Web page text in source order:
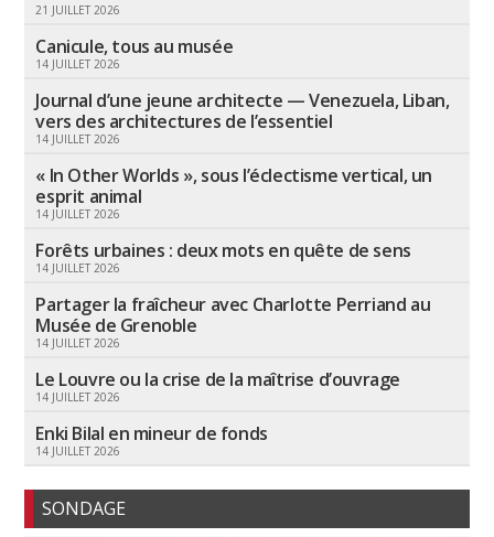
21 JUILLET 2026
Canicule, tous au musée
14 JUILLET 2026
Journal d’une jeune architecte — Venezuela, Liban,
vers des architectures de l’essentiel
14 JUILLET 2026
« In Other Worlds », sous l’éclectisme vertical, un
esprit animal
14 JUILLET 2026
Forêts urbaines : deux mots en quête de sens
14 JUILLET 2026
Partager la fraîcheur avec Charlotte Perriand au
Musée de Grenoble
14 JUILLET 2026
Le Louvre ou la crise de la maîtrise d’ouvrage
14 JUILLET 2026
Enki Bilal en mineur de fonds
14 JUILLET 2026
SONDAGE